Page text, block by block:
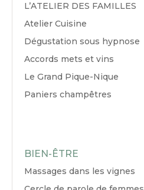
L’ATELIER DES FAMILLES
Atelier Cuisine
Dégustation sous hypnose
Accords mets et vins
Le Grand Pique-Nique
Paniers champêtres
BIEN-ÊTRE
Massages dans les vignes